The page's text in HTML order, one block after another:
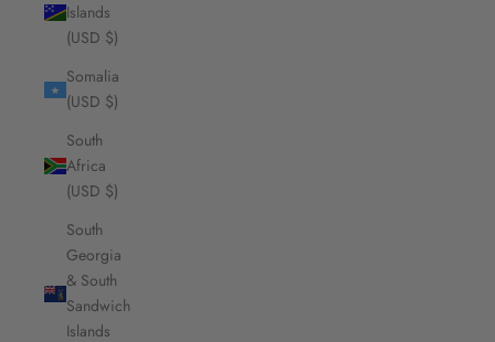
Islands
(USD $)
Somalia
(USD $)
South
Africa
(USD $)
South
Georgia
& South
Sandwich
Islands